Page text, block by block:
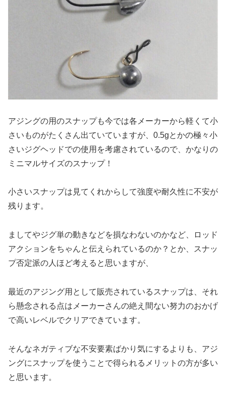
アジングの用のスナップも今では各メーカーから軽くて小
さいものがたくさん出ていていますが、0.5gとかの極々小
さいジグヘッドでの使用を考慮されているので、かなりの
ミニマルサイズのスナップ！
小さいスナップは見てくれからして強度や耐久性に不安が
残ります。
ましてやジグ単の動きなどを損なわないのかなど、ロッド
アクションをちゃんと伝えられているのか？とか、スナッ
プ否定派の人ほど考えると思いますが、
最近のアジング用として販売されているスナップは、それ
ら懸念される点はメーカーさんの絶え間ない努力のおかげ
で高いレベルでクリアできています。
そんなネガティブな不安要素ばかり気にするよりも、アジ
ングにスナップを使うことで得られるメリットの方が多い
と思います。